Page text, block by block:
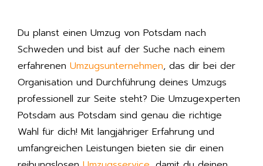
Du planst einen Umzug von Potsdam nach
Schweden und bist auf der Suche nach einem
erfahrenen Umzugsunternehmen, das dir bei der
Organisation und Durchführung deines Umzugs
professionell zur Seite steht? Die Umzugexperten
Potsdam aus Potsdam sind genau die richtige
Wahl für dich! Mit langjähriger Erfahrung und
umfangreichen Leistungen bieten sie dir einen